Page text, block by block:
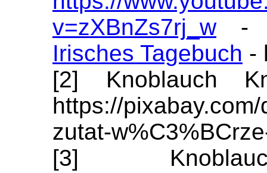
v=zXBnZs7rj_w-
Irisches Tagebuch -
[2] Knoblauch
https://
zutat-
[3]